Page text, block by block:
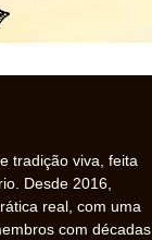
tradição viva, feita
Desde 2016,
real, com uma
com décadas